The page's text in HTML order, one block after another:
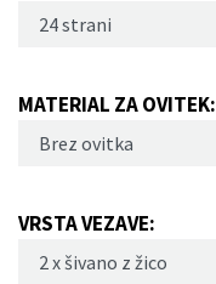
MATERIAL ZA OVITEK:
VRSTA VEZAVE: